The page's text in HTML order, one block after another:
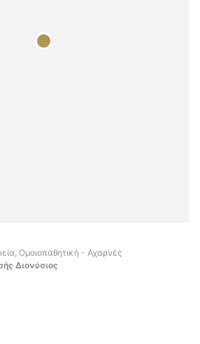
Ομοιοπαθητική - Αχαρνές
Διονύσιος